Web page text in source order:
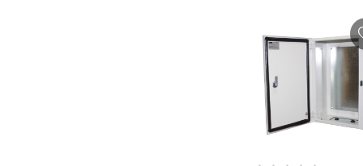
Металевий корпус
IP31
мм
монтажноюВ кошик